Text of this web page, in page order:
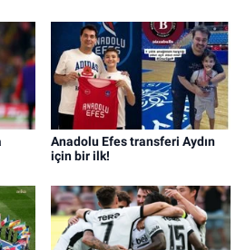
Anadolu Efes transferi Aydın
için bir ilk!